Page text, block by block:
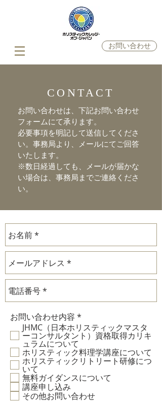
お問い合わせ
CONTACT
お問い合わせは、下記お問い合わせ
フォームにて承ります。
必要事項を明記して送信してくださ
い。事務局より、メールにてご回答
いたします。
※数日経過しても、メールが届かな
い場合は、事務局までご連絡くださ
い。
お問い合わせ内容 *
須
項
目
JHMC（日本ホリスティックマスタ
ーコンサルタント）資格取得カリキ
ュラムについて
ホリスティック料理学講座について
ホリスティックリトリート研修につ
いて
無料ガイダンスについて
講座申し込み
その他お問い合わせ